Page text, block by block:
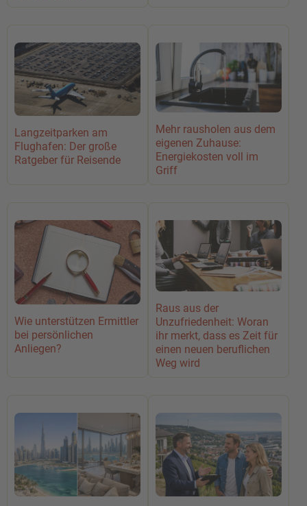
Langzeitparken am
Flughafen: Der große
Ratgeber für Reisende
Mehr rausholen aus dem
eigenen Zuhause:
Energiekosten voll im
Griff
Wie unterstützen Ermittler
bei persönlichen
Anliegen?
Raus aus der
Unzufriedenheit: Woran
ihr merkt, dass es Zeit für
einen neuen beruflichen
Weg wird